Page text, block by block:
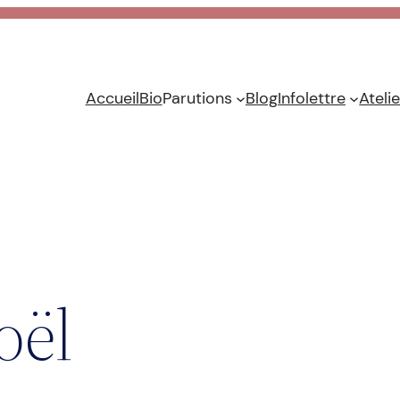
AccueilBioParutions BlogInfolettre